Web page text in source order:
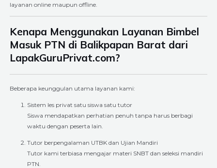
layanan online maupun offline.
Kenapa Menggunakan Layanan Bimbel
Masuk PTN di Balikpapan Barat dari
LapakGuruPrivat.com?
Beberapa keunggulan utama layanan kami:
Sistem les privat satu siswa satu tutor
Siswa mendapatkan perhatian penuh tanpa harus berbagi
waktu dengan peserta lain.
Tutor berpengalaman UTBK dan Ujian Mandiri
Tutor kami terbiasa mengajar materi SNBT dan seleksi mandiri
PTN.